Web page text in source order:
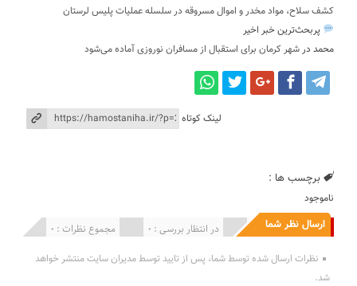
کشف سلاح، مواد مخدر و اموال مسروقه در سلسله عملیات پلیس لرستان
پربحث‌ترین خبر اخیر
محمد درشهر کرمان برای استقبال از مسافران نوروزی آماده می‌شود
لینک کوتاه
برچسب ها :
ناموجود
ارسال نظر شما مجموع نظرات : 0 در انتظار بررسی : 0 انتشار یافته : 0
نظرات ارسال شده توسط شما، پس از تایید توسط مدیران سایت منتشر خواهد
شد.